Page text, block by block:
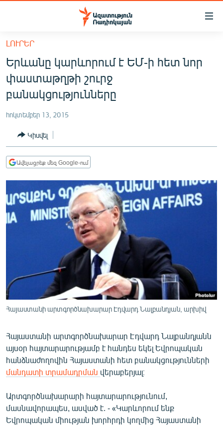
Մատչելիության
հիմնական
բովանդակությանը
Անցնել
հիմնական
մենյուին
ՀԱՅԱՍՏԱՆ
ՔԱՂԱՔԱԿԱՆ
ՀԱՍԱՐԱԿՈՒԹՅՈՒՆ
ՏՆՏԵՍՈՒԹՅՈՒՆ
ՂԱՐԱԲԱՂ
ՊԱՏԵՐԱԶՄԻ 6 ՇԱԲԱԹՆԵՐԸ
ՏԱՐԱԾԱՇՐՋԱՆ
ՄԵԿՆԱԲԱՆՈՒԹՅՈՒՆ
ԱՐԽԻՎ
ՏԵՍԱՆՅՈՒԹԵՐ
ԲԱՆԱՎԵՃ
ՁԳՏԵԼՈՎ ԼԱՎԱԳՈՒՅՆԻՆ
ՓՈԴՔԱՍԹ
ԼՈՒՐԵՐ
Երևանը կարևորում է ԵՄ-ի հետ նոր
փաստաթղթի շուրջ
բանակցությունները
հոկտեմբեր 13, 2015
Կիսվել
Ավելացրեք մեզ Google-ում
Հայաստանի արտգործնախարար Էդվարդ Նալբանդյան, արխիվ
Հայաստանի արտգործնախարար Էդվարդ Նալբանդյանն
այսօր հայտարարությամբ է հանդես եկել Եվրոպական
հանձնաժողովին Հայաստանի հետ բանակցությունների
մանդատի տրամադրման վերաբերյալ։
Արտգործնախարարի հայտարարությունում,
մասնավորապես, ասված է. - «Կարևորում ենք
Եվրոպական միության խորհրդի կողմից Հայաստանի